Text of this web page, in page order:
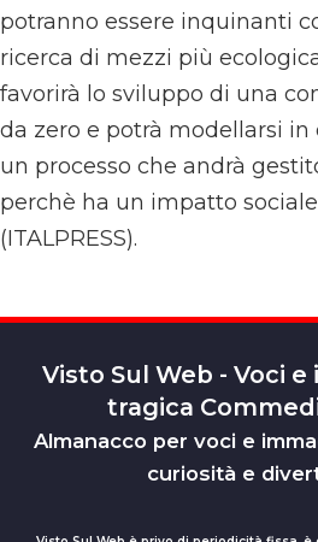
potranno essere inquinanti
ricerca di mezzi più
favorirà lo sviluppo di una
da zero e potrà modellarsi in
un processo che andrà
perchè ha un impatto
(ITALPRESS).
Visto Sul Web - Voci
tragica
Almanacco per voci e
curiosità e